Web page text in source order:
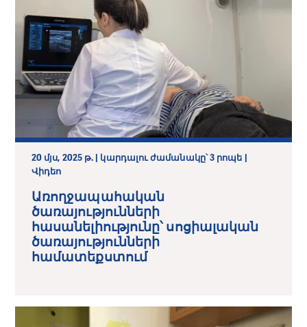
20 մյս, 2025 թ. | կարդալու ժամանակը՝ 3 րոպե |
Վիդեո
Առողջապահական
ծառայությունների
հասանելիությունը՝ սոցիալական
ծառայությունների
համատեքստում